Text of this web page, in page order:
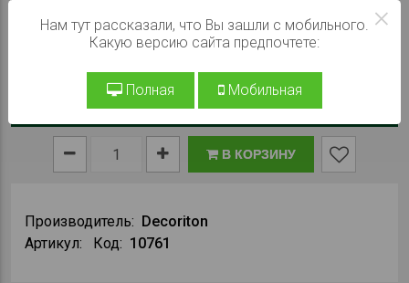
При заказе на сайте:225 ₽
В КОРЗИНУ
Производитель: Decoriton
Артикул:
Код: 10761
×
Нам тут рассказали, что Вы зашли с мобильного.
Какую версию сайта предпочтете:
Полная Мобильная